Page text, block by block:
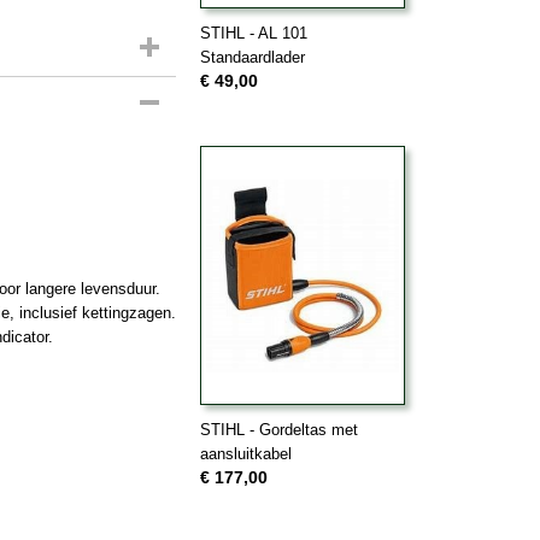
langere levensduur.
inclusief kettingzagen.
STIHL - AL 101
Standaardlader
€ 49,00
STIHL - Gordeltas met
aansluitkabel
€ 177,00